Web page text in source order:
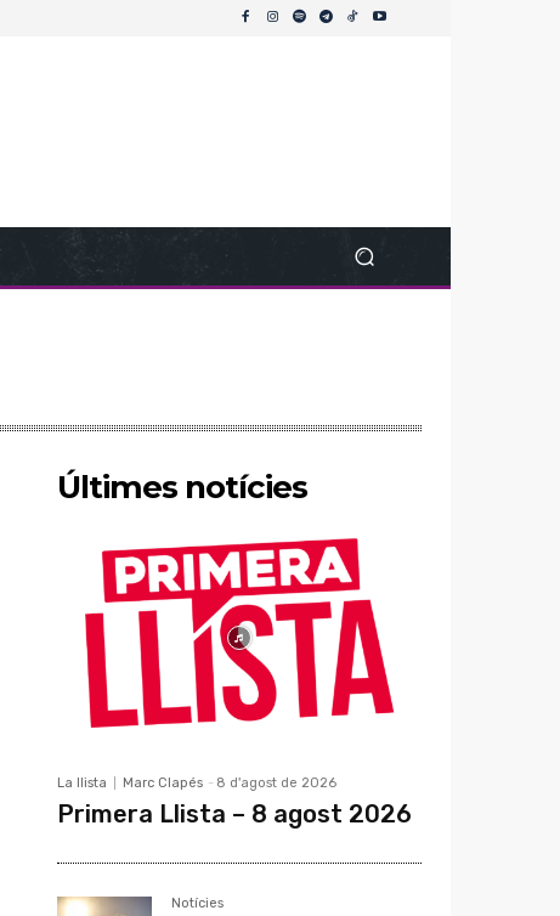
Últimes notícies
La llista Marc Clapés - 8 d'agost de 2026
Primera Llista – 8 agost 2026
Notícies